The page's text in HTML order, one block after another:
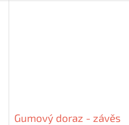
Gumový doraz - závěs